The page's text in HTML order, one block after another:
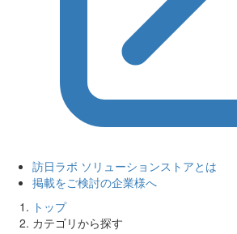
訪日ラボ ソリューションストアとは
掲載をご検討の企業様へ
トップ
カテゴリから探す